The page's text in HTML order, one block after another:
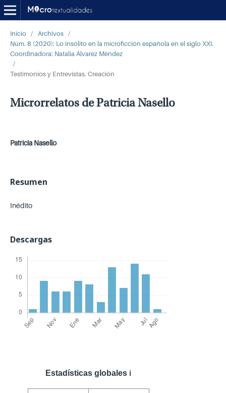
Inicio / Archivos /
Núm. 8 (2020): Lo insólito en la microficción española en el siglo XXI.
Coordinadora: Natalia Álvarez Méndez
/
Testimonios y Entrevistas. Creación
Microrrelatos de Patricia Nasello
Patricia Nasello
Resumen
Inédito
Descargas
Estadísticas globales ℹ️